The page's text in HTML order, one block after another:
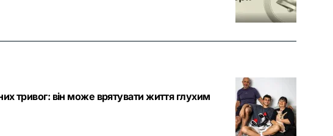
тривог: він може врятувати життя глухим